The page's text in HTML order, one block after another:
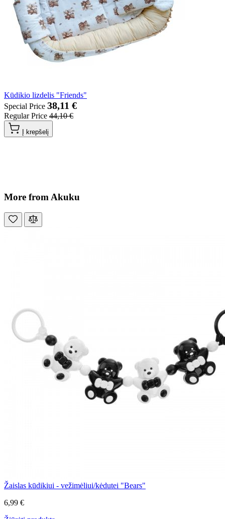
Kūdikio lizdelis "Friends"
Special Price 38,11 €
Regular Price 44,10 €
Į krepšelį
More from Akuku
Žaislas kūdikiui - vežimėliui/kėdutei "Bears"
6,99 €